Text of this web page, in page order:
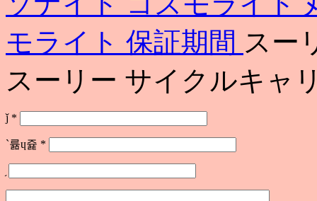
モライト 保証期間 スー
スーリー サイクルキャ
ǰ *
`륢ɥ쥹 *